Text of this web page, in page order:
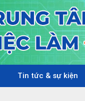
Tin tức & sự kiện